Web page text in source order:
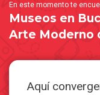
En este momento te
Museos en
Arte Moderno
Aquí